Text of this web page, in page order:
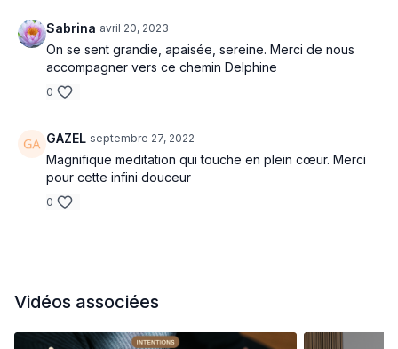
Sabrina avril 20, 2023
On se sent grandie, apaisée, sereine. Merci de nous
accompagner vers ce chemin Delphine
0
GAZEL septembre 27, 2022
Magnifique meditation qui touche en plein cœur. Merci
pour cette infini douceur
0
Vidéos associées